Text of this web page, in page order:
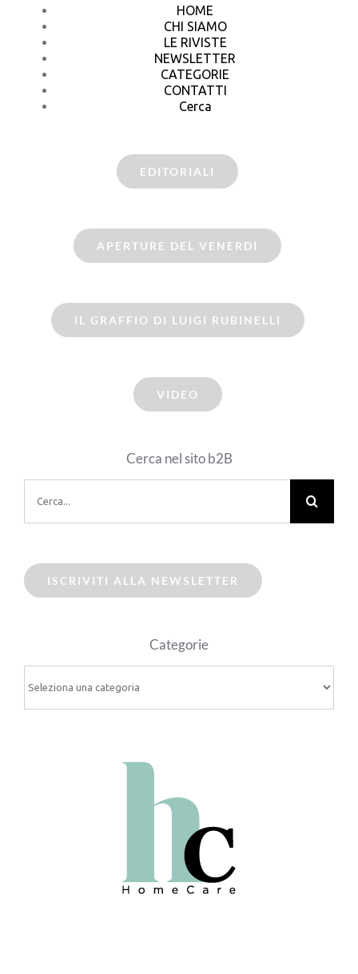
HOME
CHI SIAMO
LE RIVISTE
NEWSLETTER
CATEGORIE
CONTATTI
Cerca
EDITORIALI
APERTURE DEL VENERDI
IL GRAFFIO DI LUIGI RUBINELLI
VIDEO
Cerca nel sito b2B
per:
ISCRIVITI ALLA NEWSLETTER
Categorie